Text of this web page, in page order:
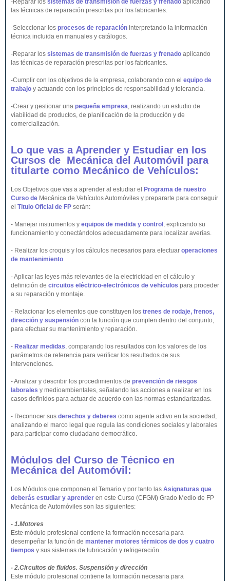
-Reparar los sistemas de transmisión de fuerzas y frenado aplicando
las técnicas de reparación prescritas por los fabricantes.
-Seleccionar los procesos de reparación interpretando la información
técnica incluida en manuales y catálogos.
-Reparar los sistemas de transmisión de fuerzas y frenado aplicando
las técnicas de reparación prescritas por los fabricantes.
-Cumplir con los objetivos de la empresa, colaborando con el equipo de
trabajo y actuando con los principios de responsabilidad y tolerancia.
-Crear y gestionar una pequeña empresa, realizando un estudio de
viabilidad de productos, de planificación de la producción y de
comercialización.
Lo que vas a Aprender y Estudiar en los
Cursos de Mecánica del Automóvil
para
titularte como Mecánico de Vehículos:
Los Objetivos que vas a aprender al estudiar el
Programa de nuestro
Curso de Mecánica de Vehículos Automóviles y prepararte para conseguir
el Titulo Oficial de FP serán:
- Manejar instrumentos y equipos de medida y control , explicando su
funcionamiento y conectándolos adecuadamente para localizar averías.
- Realizar los croquis y los cálculos necesarios para efectuar operaciones
de mantenimiento.
- Aplicar las leyes más relevantes de la electricidad en el cálculo y
definición de circuitos eléctrico-electrónicos de vehículos para proceder
a su reparación y montaje.
- Relacionar los elementos que constituyen los trenes de rodaje, frenos,
dirección y suspensión con la función que cumplen dentro del conjunto,
para efectuar su mantenimiento y reparación.
- Realizar medidas, comparando los resultados con los valores de los
parámetros de referencia para verificar los resultados de sus
intervenciones.
- Analizar y describir los procedimientos de prevención de riesgos
laborales y medioambientales, señalando las acciones a realizar en los
casos definidos para actuar de acuerdo con las normas estandarizadas.
- Reconocer sus derechos y deberes como agente activo en la sociedad,
analizando el marco legal que regula las condiciones sociales y laborales
para participar como ciudadano democrático.
Módulos del Curso de Técnico en
Mecánica del Automóvil:
Los Módulos que componen el Temario y por tanto las Asignaturas que
deberás estudiar y aprender en este Curso (CFGM) Grado Medio de FP
Mecánica de Automóviles son las siguientes:
- 1.Motores
Este módulo profesional contiene la formación necesaria para
desempeñar la función de mantener motores térmicos de dos y cuatro
tiempos y sus sistemas de lubricación y refrigeración.
- 2.Circuitos de fluidos. Suspensión y dirección
Este módulo profesional contiene la formación necesaria para